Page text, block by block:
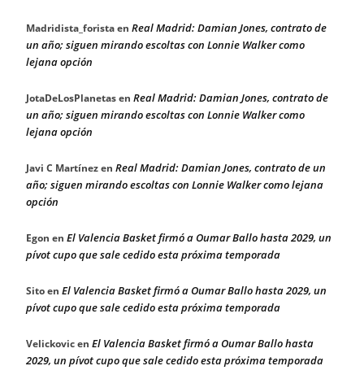
Madridista_foristaen Real Madrid: Damian Jones, contrato de
un año; siguen mirando escoltas con Lonnie Walker como
lejana opción
JotaDeLosPlanetasen Real Madrid: Damian Jones, contrato de
un año; siguen mirando escoltas con Lonnie Walker como
lejana opción
Javi C Martínezen Real Madrid: Damian Jones, contrato de un
año; siguen mirando escoltas con Lonnie Walker como lejana
opción
Egon en El Valencia Basket firmó a Oumar Ballo hasta 2029, un
pívot cupo que sale cedido esta próxima temporada
Sitoen El Valencia Basket firmó a Oumar Ballo hasta 2029, un
pívot cupo que sale cedido esta próxima temporada
Velickovicen El Valencia Basket firmó a Oumar Ballo hasta
2029, un pívot cupo que sale cedido esta próxima temporada